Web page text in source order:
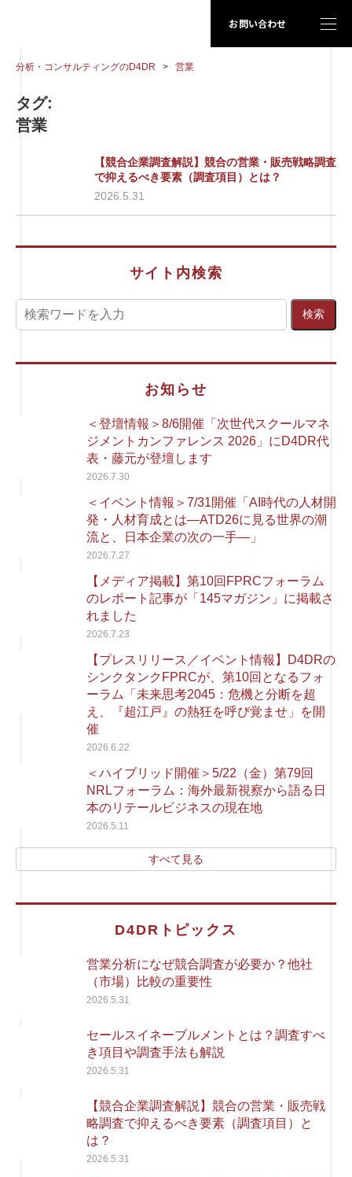
お問い合わせ
分析・コンサルティングのD4DR > 営業
タグ:
営業
【競合企業調査解説】競合の営業・販売戦略調査
で抑えるべき要素（調査項目）とは？
2026.5.31
サイト内検索
お知らせ
＜登壇情報＞8/6開催「次世代スクールマネ
ジメントカンファレンス 2026」にD4DR代
表・藤元が登壇します
2026.7.30
＜イベント情報＞7/31開催「AI時代の人材開
発・人材育成とは―ATD26に見る世界の潮
流と、日本企業の次の一手―」
2026.7.27
【メディア掲載】第10回FPRCフォーラム
のレポート記事が「145マガジン」に掲載さ
れました
2026.7.23
【プレスリリース／イベント情報】D4DRの
シンクタンクFPRCが、第10回となるフォ
ーラム「未来思考2045：危機と分断を超
え、『超江戸』の熱狂を呼び覚ませ」を開
催
2026.6.22
＜ハイブリッド開催＞5/22（金）第79回
NRLフォーラム：海外最新視察から語る日
本のリテールビジネスの現在地
2026.5.11
すべて見る
D4DRトピックス
営業分析になぜ競合調査が必要か？他社
（市場）比較の重要性
2026.5.31
セールスイネーブルメントとは？調査すべ
き項目や調査手法も解説
2026.5.31
【競合企業調査解説】競合の営業・販売戦
略調査で抑えるべき要素（調査項目）と
は？
2026.5.31